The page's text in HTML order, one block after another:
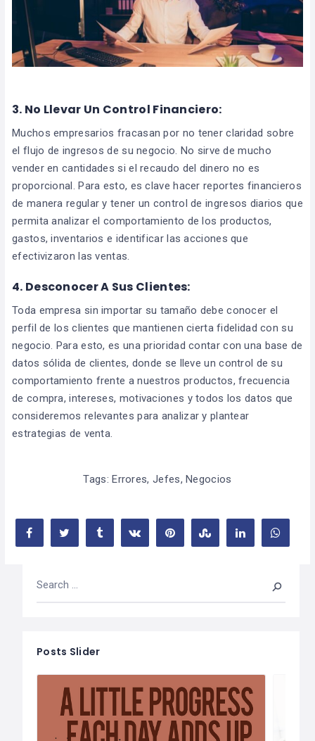
3. No Llevar Un Control Financiero:
Muchos empresarios fracasan por no tener claridad sobre
el flujo de ingresos de su negocio. No sirve de mucho
vender en cantidades si el recaudo del dinero no es
proporcional. Para esto, es clave hacer reportes financieros
de manera regular y tener un control de ingresos diarios que
permita analizar el comportamiento de los productos,
gastos, inventarios e identificar las acciones que
efectivizaron las ventas.
4. Desconocer A Sus Clientes:
Toda empresa sin importar su tamaño debe conocer el
perfil de los clientes que mantienen cierta fidelidad con su
negocio. Para esto, es una prioridad contar con una base de
datos sólida de clientes, donde se lleve un control de su
comportamiento frente a nuestros productos, frecuencia
de compra, intereses, motivaciones y todos los datos que
consideremos relevantes para analizar y plantear
estrategias de venta.
Tags:Errores, Jefes,Negocios
Posts Slider